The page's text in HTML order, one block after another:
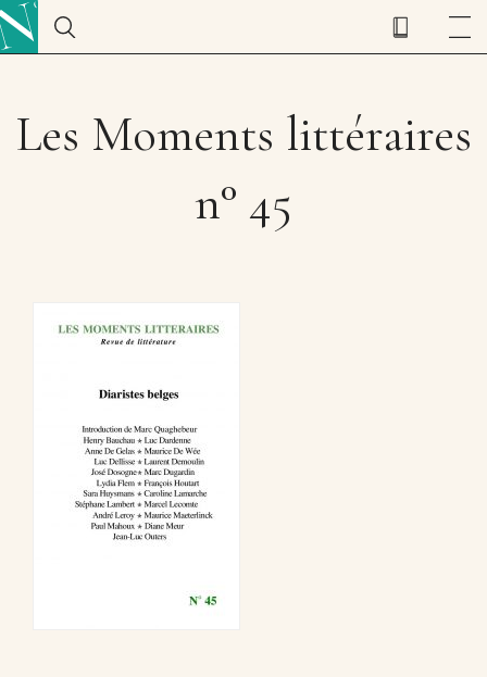
Les Moments littéraires
n° 45